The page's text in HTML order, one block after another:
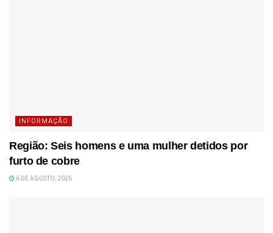
INFORMAÇÃO
Região: Seis homens e uma mulher detidos por
furto de cobre
6 DE AGOSTO, 2026